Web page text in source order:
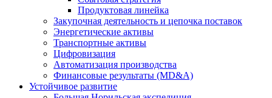
Продуктовая линейка
Закупочная деятельность и цепочка поставок
Энергетические активы
Транспортные активы
Цифровизация
Автоматизация производства
Финансовые результаты (MD&A)
Устойчивое развитие